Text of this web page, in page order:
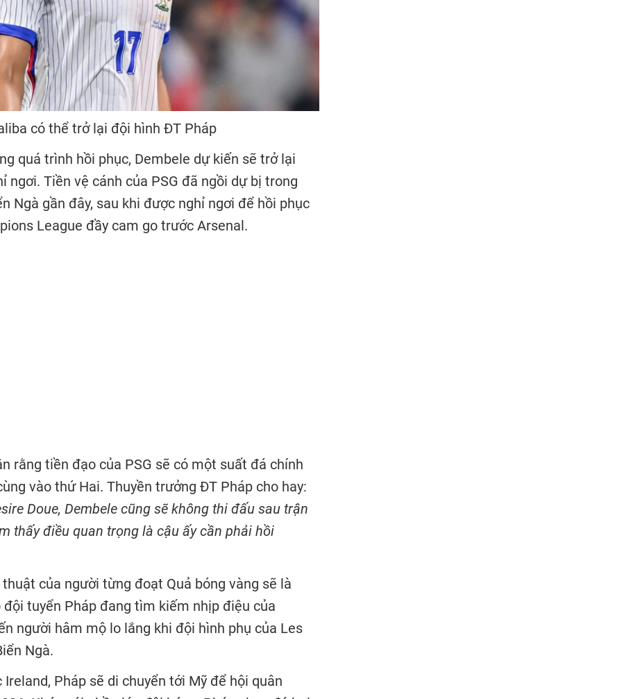
có thể trở lại đội hình ĐT Pháp
quá trình hồi phục, Dembele dự kiến ​​sẽ trở lại
ngơi. Tiền vệ cánh của PSG đã ngồi dự bị trong
Ngà gần đây, sau khi được nghỉ ngơi để hồi phục
League đầy cam go trước Arsenal.
rằng tiền đạo của PSG sẽ có một suất đá chính
vào thứ Hai. Thuyền trưởng ĐT Pháp cho hay:
Doue, Dembele cũng sẽ không thi đấu sau trận
thấy điều quan trọng là cậu ấy cần phải hồi
của người từng đoạt Quả bóng vàng sẽ là
tuyển Pháp đang tìm kiếm nhịp điệu của
người hâm mộ lo lắng khi đội hình phụ của Les
Ngà.
Pháp sẽ di chuyển tới Mỹ để hội quân